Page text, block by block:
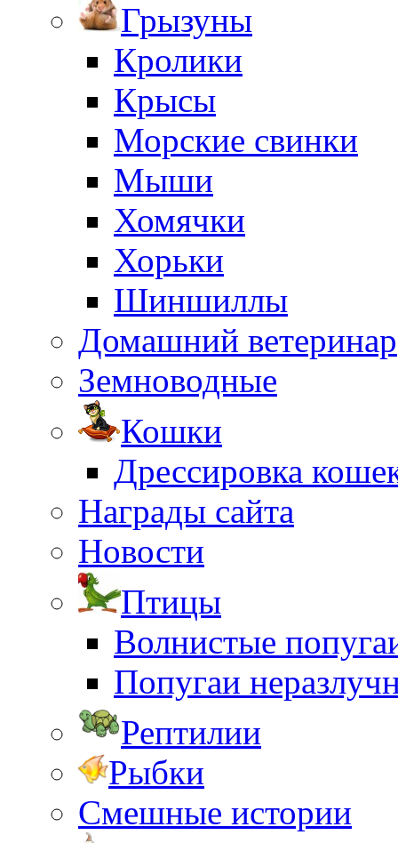
Грызуны
Кролики
Крысы
Морские свинки
Мыши
Хомячки
Хорьки
Шиншиллы
Домашний ветеринар
Земноводные
Кошки
Дрессировка
Награды сайта
Новости
Птицы
Волнистые
Попугаи
Рептилии
Рыбки
Смешные истории